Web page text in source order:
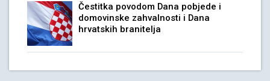
Čestitka povodom Dana pobjede i
domovinske zahvalnosti i Dana
hrvatskih branitelja